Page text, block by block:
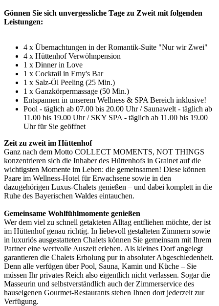
Gönnen Sie sich unvergessliche Tage zu Zweit mit folgenden
Leistungen:
4 x Übernachtungen in der Romantik-Suite "Nur wir Zwei"
4 x Hüttenhof Verwöhnpension
1 x Dinner in Love
1 x Cocktail in Emy's Bar
1 x Salz-Öl Peeling (25 Min.)
1 x Ganzkörpermassage (50 Min.)
Entspannen in unserem Wellness & SPA Bereich inklusive!
Pool - täglich ab 07.00 bis 20.00 Uhr / Saunawelt - täglich ab
11.00 bis 19.00 Uhr / SKY SPA - täglich ab 11.00 bis 19.00
Uhr für Sie geöffnet
Zeit zu zweit im Hüttenhof
Ganz nach dem Motto COLLECT MOMENTS, NOT THINGS
konzentrieren sich die Inhaber des Hüttenhofs in Grainet auf die
wichtigsten Momente im Leben: die gemeinsamen! Diese können
Paare im Wellness-Hotel für Erwachsene sowie in den
dazugehörigen Luxus-Chalets genießen – und dabei komplett in die
Ruhe des Bayerischen Waldes eintauchen.
Gemeinsame Wohlfühlmomente genießen
Wer dem viel zu schnell getakteten Alltag entfliehen möchte, der ist
im Hüttenhof genau richtig. In liebevoll gestalteten Zimmern sowie
in luxuriös ausgestatteten Chalets können Sie gemeinsam mit Ihrem
Partner eine wertvolle Auszeit erleben. Als kleines Dorf angelegt
garantieren die Chalets Erholung pur in absoluter Abgeschiedenheit.
Denn alle verfügen über Pool, Sauna, Kamin und Küche – Sie
müssen Ihr privates Reich also eigentlich nicht verlassen. Sogar die
Masseurin und selbstverständlich auch der Zimmerservice des
hauseigenen Gourmet-Restaurants stehen Ihnen dort jederzeit zur
Verfügung.